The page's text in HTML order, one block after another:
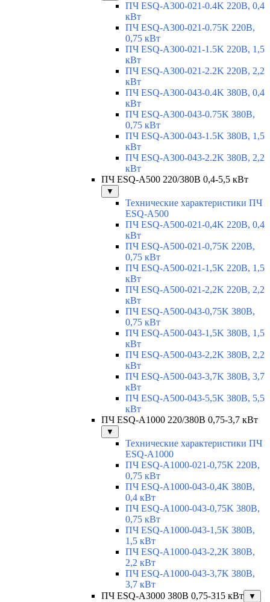
ПЧ ESQ-A300-021-0.4K 220В, 0,4
кВт
ПЧ ESQ-A300-021-0.75K 220В,
0,75 кВт
ПЧ ESQ-A300-021-1.5K 220В, 1,5
кВт
ПЧ ESQ-A300-021-2.2K 220В, 2,2
кВт
ПЧ ESQ-A300-043-0.4K 380В, 0,4
кВт
ПЧ ESQ-A300-043-0.75K 380В,
0,75 кВт
ПЧ ESQ-A300-043-1.5K 380В, 1,5
кВт
ПЧ ESQ-A300-043-2.2K 380В, 2,2
кВт
ПЧ ESQ-A500 220/380В 0,4-5,5 кВт
▼
Технические характеристики ПЧ
ESQ-A500
ПЧ ESQ-A500-021-0,4K 220В, 0,4
кВт
ПЧ ESQ-A500-021-0,75K 220В,
0,75 кВт
ПЧ ESQ-A500-021-1,5K 220В, 1,5
кВт
ПЧ ESQ-A500-021-2,2K 220В, 2,2
кВт
ПЧ ESQ-A500-043-0,75K 380В,
0,75 кВт
ПЧ ESQ-A500-043-1,5K 380В, 1,5
кВт
ПЧ ESQ-A500-043-2,2K 380В, 2,2
кВт
ПЧ ESQ-A500-043-3,7K 380В, 3,7
кВт
ПЧ ESQ-A500-043-5,5K 380В, 5,5
кВт
ПЧ ESQ-A1000 220/380В 0,75-3,7 кВт
▼
Технические характеристики ПЧ
ESQ-A1000
ПЧ ESQ-A1000-021-0,75K 220В,
0,75 кВт
ПЧ ESQ-A1000-043-0,4K 380В,
0,4 кВт
ПЧ ESQ-A1000-043-0,75K 380В,
0,75 кВт
ПЧ ESQ-A1000-043-1,5K 380В,
1,5 кВт
ПЧ ESQ-A1000-043-2,2K 380В,
2,2 кВт
ПЧ ESQ-A1000-043-3,7K 380В,
3,7 кВт
ПЧ ESQ-A3000 380В 0,75-315 кВт
▼